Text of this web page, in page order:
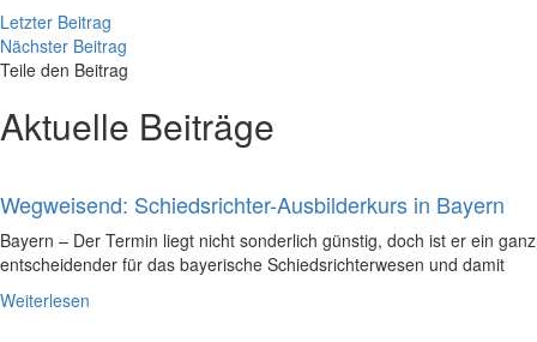
Letzter Beitrag
Nächster Beitrag
Teile den Beitrag
Aktuelle Beiträge
Wegweisend: Schiedsrichter-Ausbilderkurs in Bayern
Bayern – Der Termin liegt nicht sonderlich günstig, doch ist er ein ganz
entscheidender für das bayerische Schiedsrichterwesen und damit
Weiterlesen